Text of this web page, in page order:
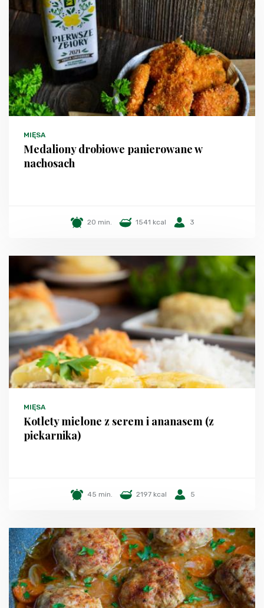
MIĘSA
Medaliony drobiowe panierowane w
nachosach
20 min. 1541 kcal 3
MIĘSA
Kotlety mielone z serem i ananasem (z
piekarnika)
45 min. 2197 kcal 5